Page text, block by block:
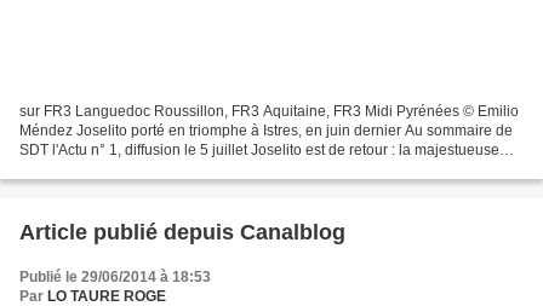
sur FR3 Languedoc Roussillon, FR3 Aquitaine, FR3 Midi Pyrénées © Emilio
Méndez Joselito porté en triomphe à Istres, en juin dernier Au sommaire de
SDT l'Actu n° 1, diffusion le 5 juillet Joselito est de retour : la majestueuse
Article publié depuis Canalblog
Publié le 29/06/2014 à 18:53
Par LO TAURE ROGE